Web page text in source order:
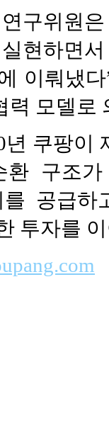
구위원
현하면
이뤄냈
모델로
년 쿠팡이
환 구조
공급
투자를